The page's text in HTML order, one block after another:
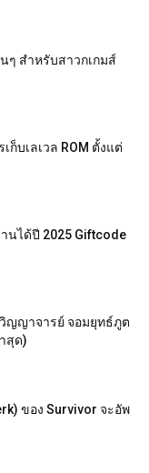
ๆ สำหรับสาวกเกมส์
ก็บเลเวล ROM ตั้งแต่
นได้ปี 2025 Giftcode
ญญาจารย์ จอมยุทธ์ภูต
สุด)
ของ Survivor จะอัพ